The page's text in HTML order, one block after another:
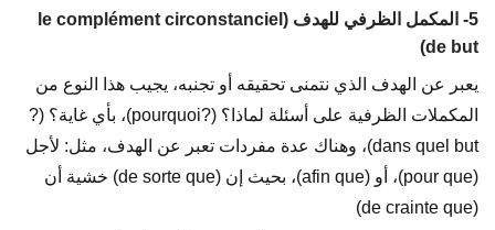
5- المكمل الظرفي للهدف (le complément circonstanciel
de but)
يعبر عن الهدف الذي نتمنى تحقيقه أو تجنبه، يجيب هذا النوع من
المكملات الظرفية على أسئلة لماذا؟ (?pourquoi)، بأي غاية؟ (?
dans quel but)، وهناك عدة مفردات تعبر عن الهدف، مثل: لأجل
(pour que)، أو (afin que)، بحيث إن (de sorte que) خشية أن
(de crainte que)